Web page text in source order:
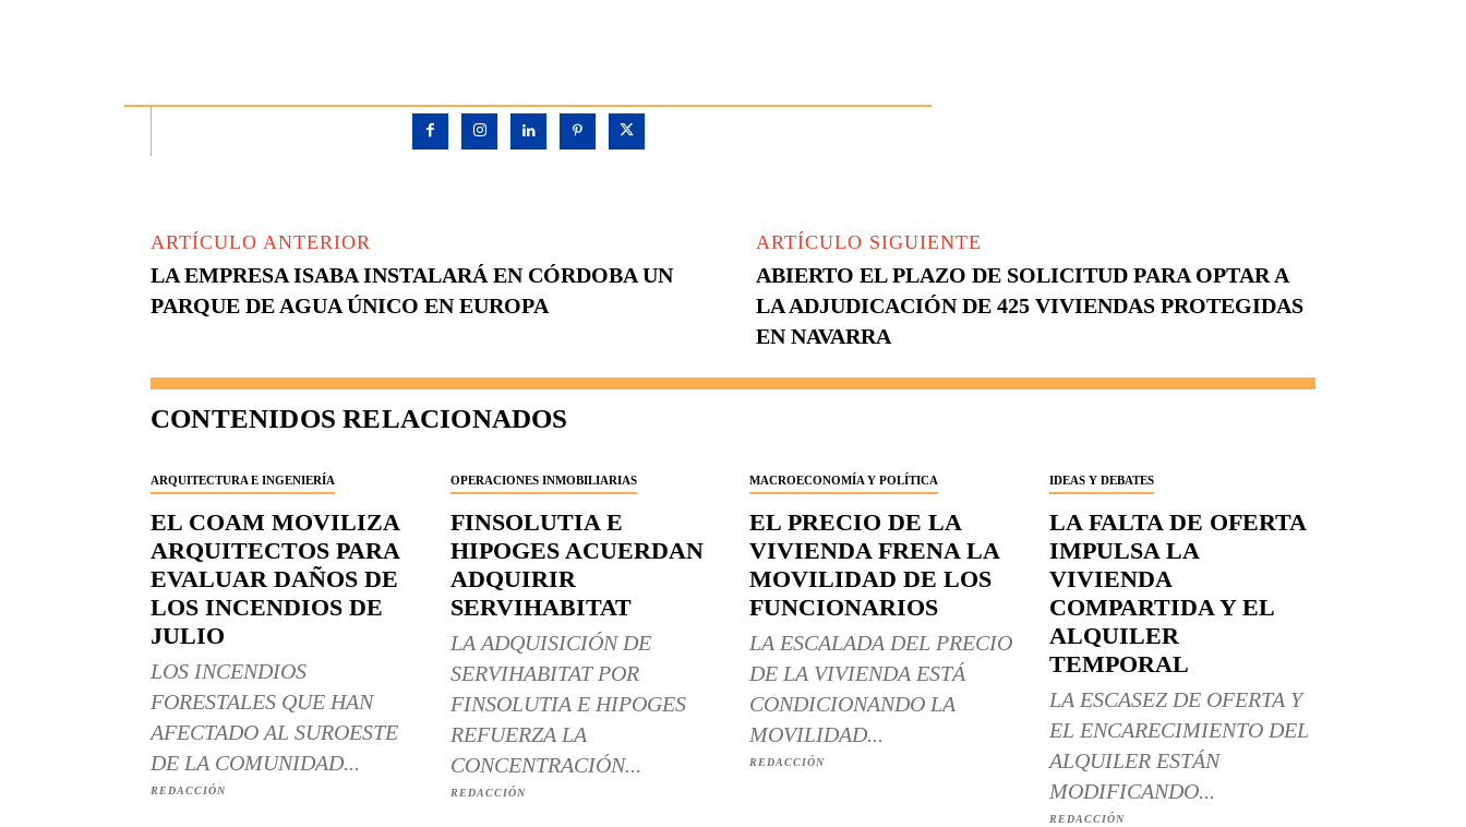
ARTÍCULO ANTERIOR
LA EMPRESA ISABA INSTALARÁ EN CÓRDOBA UN
PARQUE DE AGUA ÚNICO EN EUROPA
ARTÍCULO SIGUIENTE
ABIERTO EL PLAZO DE SOLICITUD PARA OPTAR A
LA ADJUDICACIÓN DE 425 VIVIENDAS PROTEGIDAS
EN NAVARRA
CONTENIDOS RELACIONADOS
ARQUITECTURA E INGENIERÍA
EL COAM MOVILIZA
ARQUITECTOS PARA
EVALUAR DAÑOS DE
LOS INCENDIOS DE
JULIO
LOS INCENDIOS
FORESTALES QUE HAN
AFECTADO AL SUROESTE
DE LA COMUNIDAD...
REDACCIÓN
OPERACIONES INMOBILIARIAS
FINSOLUTIA E
HIPOGES ACUERDAN
ADQUIRIR
SERVIHABITAT
LA ADQUISICIÓN DE
SERVIHABITAT POR
FINSOLUTIA E HIPOGES
REFUERZA LA
CONCENTRACIÓN...
REDACCIÓN
MACROECONOMÍA Y POLÍTICA
EL PRECIO DE LA
VIVIENDA FRENA LA
MOVILIDAD DE LOS
FUNCIONARIOS
LA ESCALADA DEL PRECIO
DE LA VIVIENDA ESTÁ
CONDICIONANDO LA
MOVILIDAD...
REDACCIÓN
IDEAS Y DEBATES
LA FALTA DE OFERTA
IMPULSA LA
VIVIENDA
COMPARTIDA Y EL
ALQUILER
TEMPORAL
LA ESCASEZ DE OFERTA Y
EL ENCARECIMIENTO DEL
ALQUILER ESTÁN
MODIFICANDO...
REDACCIÓN